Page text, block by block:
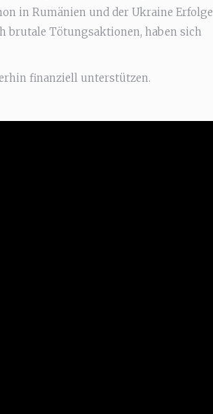
in Rumänien und der Ukraine Erfolge
brutale Tötungsaktionen, haben sich
finanziell unterstützen.